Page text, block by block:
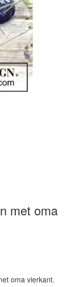
met oma
oma vierkant.